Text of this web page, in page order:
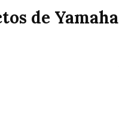
de Yamaha